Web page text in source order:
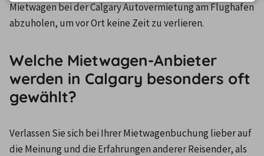
Mietwagen bei der Calgary Autovermietung am Flughafen
abzuholen, um vor Ort keine Zeit zu verlieren.
Welche Mietwagen-Anbieter
werden in Calgary besonders oft
gewählt?
Verlassen Sie sich bei Ihrer Mietwagenbuchung lieber auf
die Meinung und die Erfahrungen anderer Reisender, als